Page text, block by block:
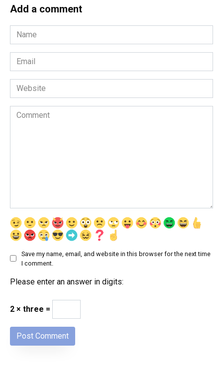
Add a comment
Name
*
Email
*
Website
Comment
Save my name, email, and website in this browser for the next time
I comment.
Please enter an answer in digits:
2 × three =